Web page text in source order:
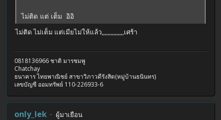
ไม่ติด แต่ เต็ม อิอิ
ไม่ติด ไม่เต็ม แต่เมียไม่ให้แล้ว,,,,,,,,,,,,,,,เศร้า
0818136966 ชาติ มารชมพู
Chatchay
ธนาคาร ไทยพาณิชย์ สาขาวิภาวดีรังสิต(หมู่บ้านธนินทร)
เลขบัญชี ออมทรัพย์ 110-226933-6
only_lek
ผู้มาเยือน